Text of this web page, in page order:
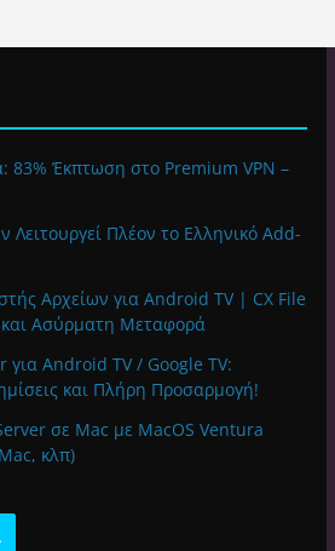
83% Έκπτωση στο Premium VPN –
Λειτουργεί Πλέον το Ελληνικό Add-
Αρχείων για Android TV | CX File
Ασύρματη Μεταφορά
Android TV / Google TV:
και Πλήρη Προσαρμογή!
σε Mac με MacOS Ventura
κλπ)